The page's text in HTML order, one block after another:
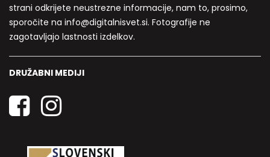
strani odkrijete neustrezne informacije, nam to, prosimo,
sporočite na info@digitalnisvet.si. Fotografije ne
zagotavljajo lastnosti izdelkov.
DRUŽABNI MEDIJI